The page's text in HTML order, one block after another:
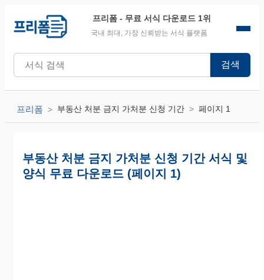
프리폼 - 무료 서식 다운로드 1위
국내 최대, 가장 신뢰받는 서식 플랫폼
검색
프리폼 부동산 처분 금지 가처분 신청 기간 페이지 1
부동산 처분 금지 가처분 신청 기간 서식 및
양식 무료 다운로드 (페이지 1)